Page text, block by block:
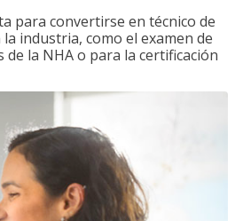
para convertirse en técnico de
industria, como el examen de
de la NHA o para la certificación